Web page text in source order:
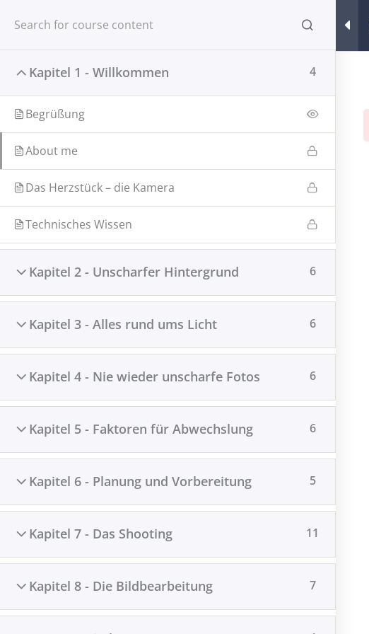
Inhalt
Kapitel 1 - Willkommen 4
Begrüßung
About me
Das Herzstück – die Kamera
Technisches Wissen
Kapitel 2 - Unscharfer Hintergrund 6
Kapitel 3 - Alles rund ums Licht 6
Kapitel 4 - Nie wieder unscharfe Fotos 6
Kapitel 5 - Faktoren für Abwechslung 6
Kapitel 6 - Planung und Vorbereitung 5
Kapitel 7 - Das Shooting 11
Kapitel 8 - Die Bildbearbeitung 7